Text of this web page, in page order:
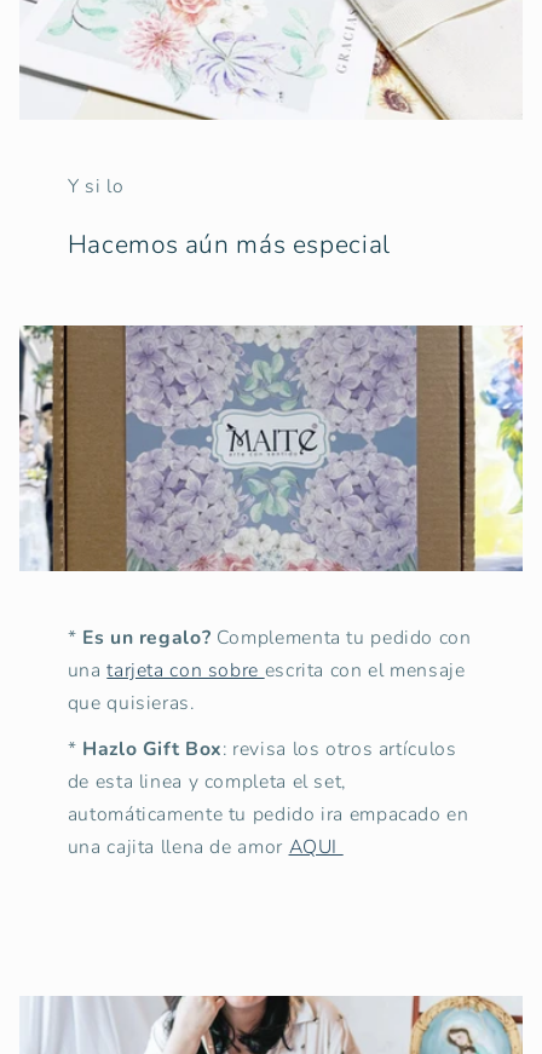
Y si lo
Hacemos aún más especial
* Es un regalo? Complementa tu pedido con
unatarjeta con sobre escrita con el mensaje
que quisieras.
* Hazlo Gift Box: revisa los otros artículos
de esta linea y completa el set,
automáticamente tu pedido ira empacado en
una cajita llena de amor AQUI